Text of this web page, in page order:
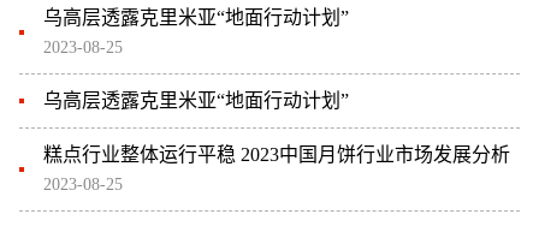
乌高层透露克里米亚“地面行动计划”
2023-08-25
乌高层透露克里米亚“地面行动计划”
糕点行业整体运行平稳 2023中国月饼行业市场发展分析
2023-08-25